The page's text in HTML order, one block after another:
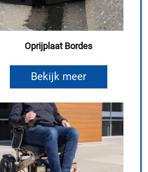
Oprijplaat Bordes
Bekijk meer